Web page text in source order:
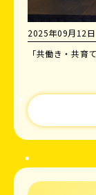
2025年09月12日
「共働き・共育